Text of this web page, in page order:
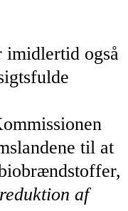
imidlertid også
til at
af